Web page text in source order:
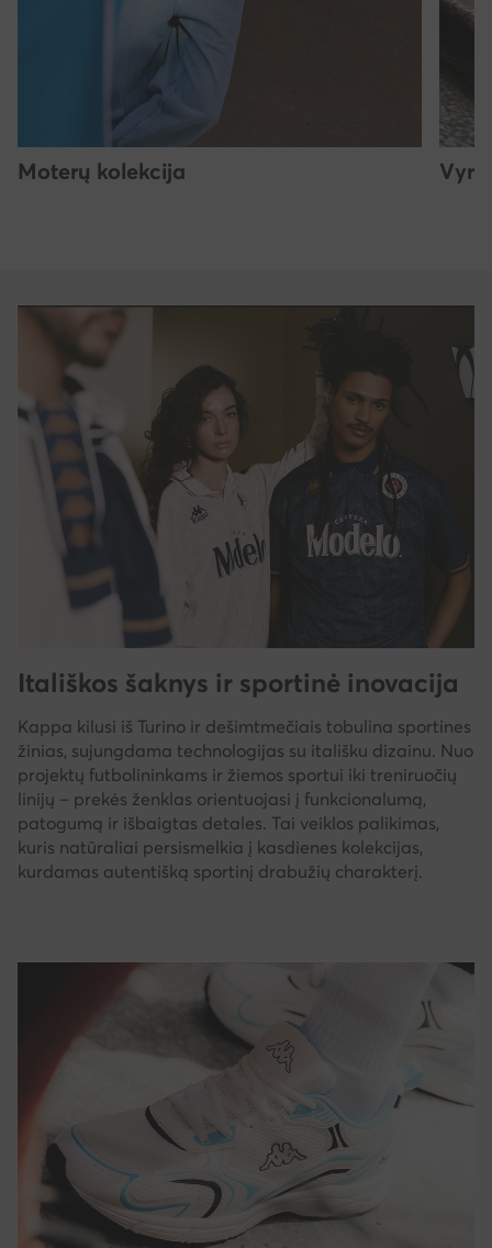
Moterų kolekcija
Itališkos šaknys ir sportinė inovacija
Kappa kilusi iš Turino ir dešimtmečiais tobulina sportines
žinias, sujungdama technologijas su itališku dizainu. Nuo
projektų futbolininkams ir žiemos sportui iki treniruočių
linijų – prekės ženklas orientuojasi į funkcionalumą,
patogumą ir išbaigtas detales. Tai veiklos palikimas,
kuris natūraliai persismelkia į kasdienes kolekcijas,
kurdamas autentišką sportinį drabužių charakterį.